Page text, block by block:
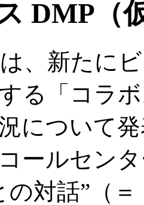
DMP（
、新たに
る「コラ
について
ールセン
の対話”（